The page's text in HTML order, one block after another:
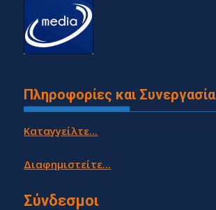
Πληροφορίες και Συνεργασία
Καταγγείλτε...
Διαφημιστείτε...
Σύνδεσμοι